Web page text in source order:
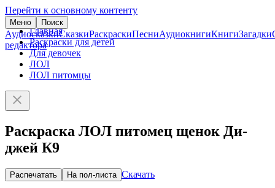
Перейти к основному контенту
Меню Поиск
АудиосказкиСказкиРаскраскиПесниАудиокнигиКнигиЗагадки
редактора
Главная
Раскраски для детей
Для девочек
ЛОЛ
ЛОЛ питомцы
Раскраска ЛОЛ питомец щенок Ди-
джей К9
Распечатать На пол-листа Скачать